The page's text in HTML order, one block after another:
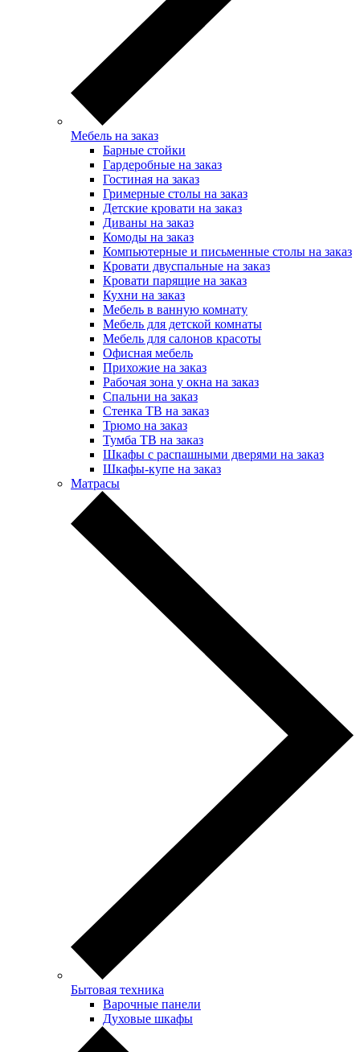
Мебель на заказ
Барные стойки
Гардеробные на заказ
Гостиная на заказ
Гримерные столы на заказ
Детские кровати на заказ
Диваны на заказ
Комоды на заказ
Компьютерные и письменные столы на заказ
Кровати двуспальные на заказ
Кровати парящие на заказ
Кухни на заказ
Мебель в ванную комнату
Мебель для детской комнаты
Мебель для салонов красоты
Офисная мебель
Прихожие на заказ
Рабочая зона у окна на заказ
Спальни на заказ
Стенка ТВ на заказ
Трюмо на заказ
Тумба ТВ на заказ
Шкафы с распашными дверями на заказ
Шкафы-купе на заказ
Матрасы
Бытовая техника
Варочные панели
Духовые шкафы